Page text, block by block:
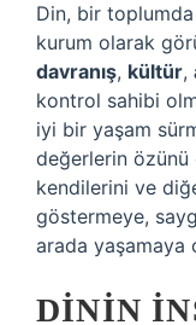
Din, bir toplumda
kurum olarak
davranış, kültür,
kontrol sahibi
iyi bir yaşam
değerlerin özünü
kendilerini ve
göstermeye,
arada yaşamaya
DININ